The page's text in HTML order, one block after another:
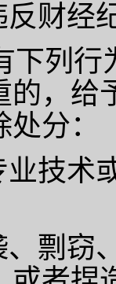
反财经
下列行
的，给
分：
业技
、剽